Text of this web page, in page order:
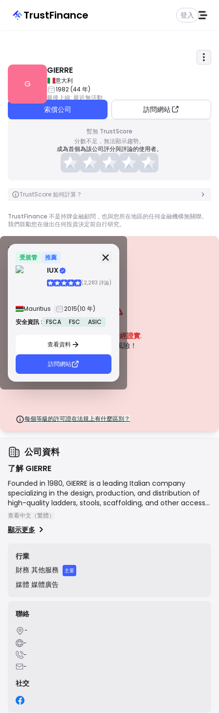
TrustFinance 登入
G
GIERRE
意大利
1982(44年)
最後上線: 最近無活動
索償公司 訪問網站
暫無 TrustScore
分數不足，無法顯示趨勢。
成為首個為該公司評分與評論的使用者。
TrustScore 如何計算？
TrustFinance 不是持牌金融顧問，也與您所在地區的任何金融機構無關聯。
我們鼓勵您在做出任何投資決定前自行研究。
受規管 推薦
IUX
(2,283 評論)
Mauritius 2015(10 年)
安全資訊 : FSCA FSC ASIC
查看資料
訪問網站
安全資訊
警告
未經證實.
請注意潛在風險！
每個等級的許可證在法規上有什麼區別？
由全球知名監管機構頒發，這些許可證透過嚴格的合規性、資金隔離、保險和
由受尊敬的區域監管機構授予，這些許可證提供強大的安全措施，例如資金隔
離、財務報告和補償計劃。雖然沒有等級 1 那麼嚴格，但它們提供可靠的區域
由新興市場的監管機構頒發，這些許可證提供基本保護，例如最低資本要求和
AML 政策。監管較不嚴格，因此交易者應謹慎行事並驗證安全措施。
來自監管最少的司法管轄區，這些許可證通常缺乏關鍵保護，例如資金隔離和
保險。雖然它們對營運彈性很有吸引力，但它們對交易者構成較高的風險。
公司資料
了解 GIERRE
Founded in 1980, GIERRE is a leading Italian company
specializing in the design, production, and distribution of
high-quality ladders, stools, scaffolding, and other access
equipment. With a strong focus on safety, innovation, and
professional and domestic markets. Since 2013, GIERRE has
expanding its reach and solidifying its position in the
European market.
查看中文（繁體）
顯示更多
行業
財務 其他服務 主要
媒體 媒體廣告
聯絡
-
-
-
-
社交